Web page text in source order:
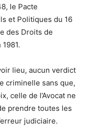
le Pacte
et Politiques du 16
des Droits de
lieu, aucun verdict
criminelle sans que,
celle de l’Avocat ne
prendre toutes les
judiciaire.